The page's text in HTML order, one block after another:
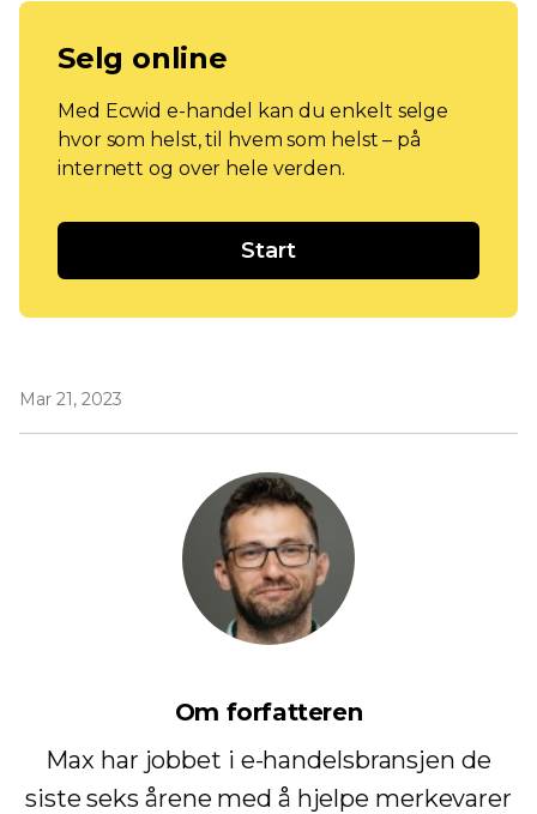
Selg online
Med Ecwid e-handel kan du enkelt selge
hvor som helst, til hvem som helst – på
internett og over hele verden.
Start
Mar 21, 2023
Om forfatteren
Max har jobbet i e-handelsbransjen de
siste seks årene med å hjelpe merkevarer